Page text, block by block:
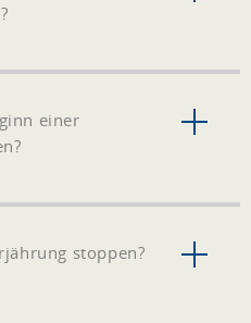
einer
stoppen?